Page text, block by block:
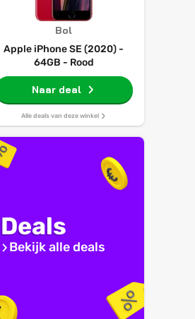
Bol
Apple iPhone SE (2020) -
64GB - Rood
Naar deal
Alle deals van deze winkel
Deals
Bekijk alle deals